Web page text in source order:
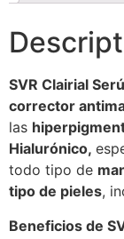
SVR Clairial
corrector
las
Hialurónico,
todo tipo de
tipo de pieles,
Beneficios de